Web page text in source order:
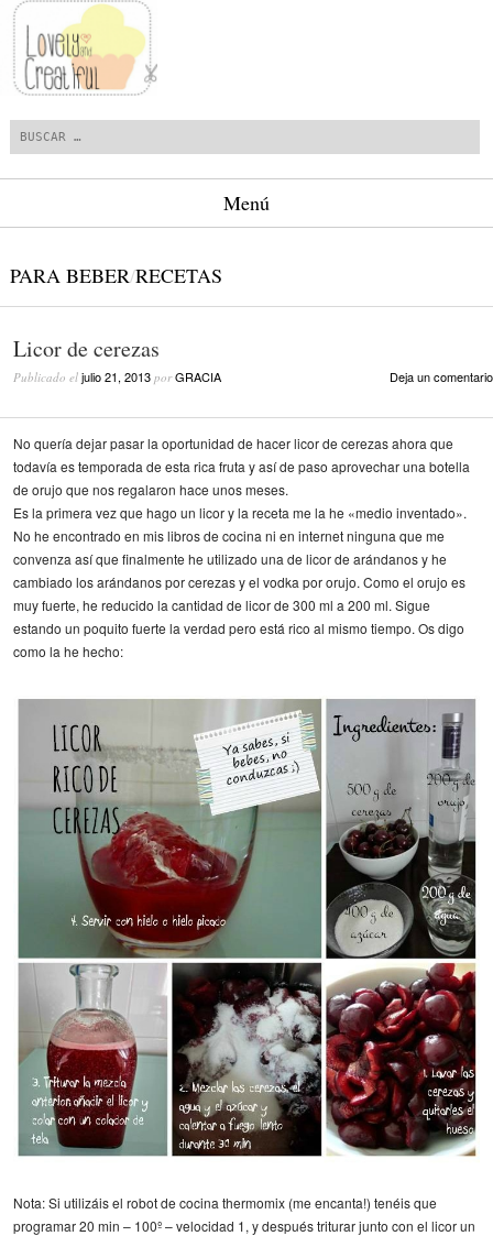
Menú
PARA BEBER/RECETAS
Licor de cerezas
Publicado el julio 21, 2013 porGRACIA Deja un comentario
No quería dejar pasar la oportunidad de hacer licor de cerezas ahora que
todavía es temporada de esta rica fruta y así de paso aprovechar una botella
de orujo que nos regalaron hace unos meses.
Es la primera vez que hago un licor y la receta me la he «medio inventado».
No he encontrado en mis libros de cocina ni en internet ninguna que me
convenza así que finalmente he utilizado una de licor de arándanos y he
cambiado los arándanos por cerezas y el vodka por orujo. Como el orujo es
muy fuerte, he reducido la cantidad de licor de 300 ml a 200 ml. Sigue
estando un poquito fuerte la verdad pero está rico al mismo tiempo. Os digo
como la he hecho:
Nota: Si utilizáis el robot de cocina thermomix (me encanta!) tenéis que
programar 20 min – 100º – velocidad 1, y después triturar junto con el licor un